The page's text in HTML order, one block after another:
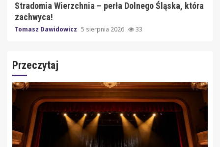
Stradomia Wierzchnia – perła Dolnego Śląska, która
zachwyca!
Tomasz Dawidowicz 5 sierpnia 2026 33
Przeczytaj